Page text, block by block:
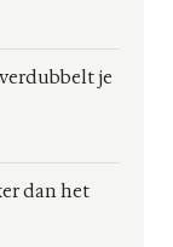
je
dan het